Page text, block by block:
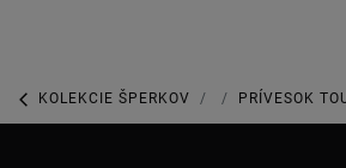
KOLEKCIE ŠPERKOV KOLEKCIA
PRÍVESOK